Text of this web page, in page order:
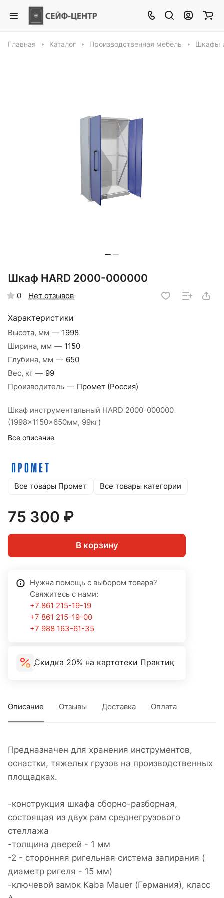
Главная Каталог Производственная мебель Шкафы
Шкаф HARD 2000-000000
0 Нет отзывов
Характеристики
Высота, мм — 1998
Ширина, мм — 1150
Глубина, мм — 650
Вес, кг — 99
Производитель — Промет (Россия)
Шкаф инструментальный HARD 2000-000000
(1998x1150x650мм, 99кг)
Все описание
Все товары Промет Все товары категории
75 300 ₽
В корзину
Нужна помощь с выбором товара?
Свяжитесь с нами:
+7 861 215-19-19
+7 861 215-19-00
+7 988 163-61-35
Скидка 20% на картотеки Практик
Описание Отзывы Доставка Оплата
Предназначен для хранения инструментов,
оснастки, тяжелых грузов на производственных
площадках.
-конструкция шкафа сборно-разборная,
состоящая из двух рам среднегрузового
стеллажа
-толщина дверей - 1 мм
-2 - сторонняя ригельная система запирания (
диаметр ригеля - 15 мм)
-ключевой замок Kaba Mauer (Германия), класс